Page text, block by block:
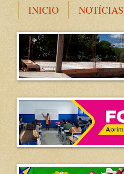
INICIO NOTÍCIAS